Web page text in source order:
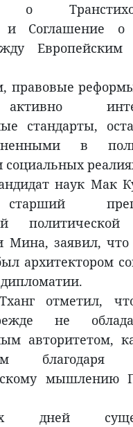
о
и Соглашение о
правовые
стандарты,
в
социальных
наук Мак
политической
заявил, что
архитектором
отметил,
не
авторитетом,
благодаря
мышлению
дней